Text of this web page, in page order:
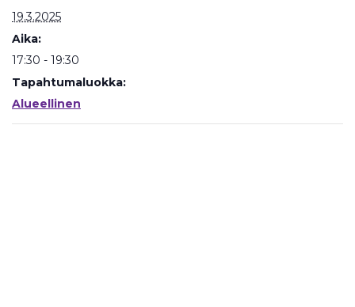
19.3.2025
Aika:
17:30 - 19:30
Tapahtumaluokka:
Alueellinen